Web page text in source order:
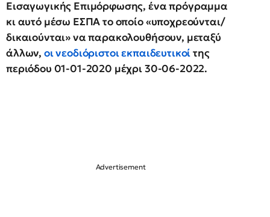
Εισαγωγικής Επιμόρφωσης, ένα πρόγραμμα
κι αυτό μέσω ΕΣΠΑ το οποίο «υποχρεούνται/
δικαιούνται» να παρακολουθήσουν, μεταξύ
άλλων, οι νεοδιόριστοι εκπαιδευτικοίτης
περιόδου 01-01-2020 μέχρι 30-06-2022.